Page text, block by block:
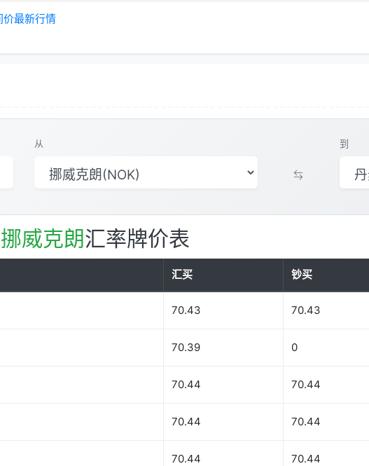
价最新行情
从 到
挪威克朗汇率牌价表
汇买 钞买
70.43 70.43
70.39 0
70.44 70.44
70.44 70.44
70.44 70.44